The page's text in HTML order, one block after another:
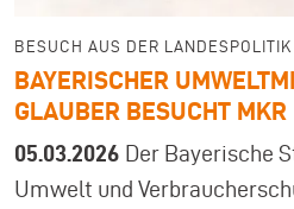
BESUCH AUS DER
BAYERISCHER
GLAUBER BESUCHT MKR
05.03.2026 Der Bayerische
Umwelt und